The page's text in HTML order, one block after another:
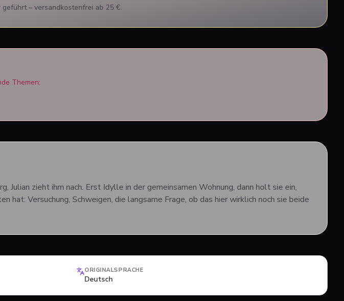
– versandkostenfrei ab 25 €.
Themen:
Julian zieht ihm nach. Erst Idylle in der gemeinsamen Wohnung, dann holt sie ein,
hat: Versuchung, Schweigen, die langsame Frage, ob das hier wirklich noch sie beide
ORIGINALSPRACHE
Deutsch